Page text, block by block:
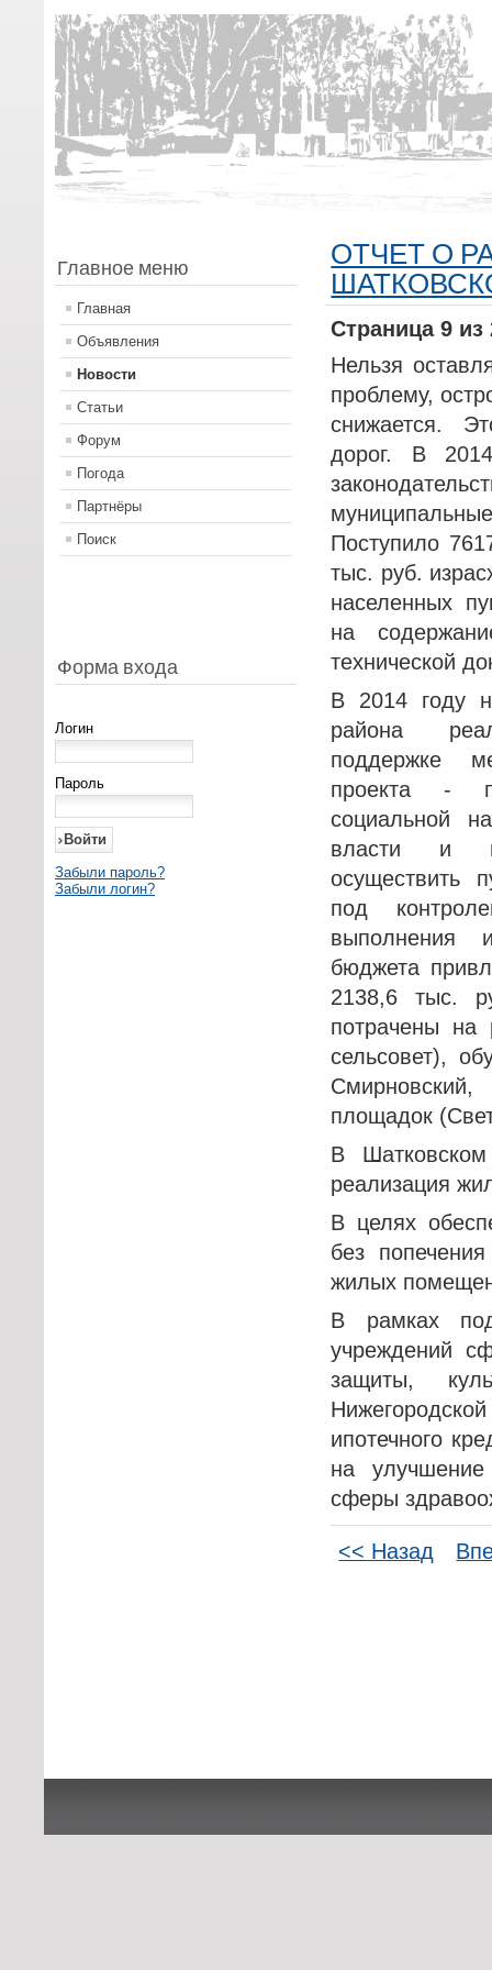
Главное меню
Главная
Объявления
Новости
Статьи
Форум
Погода
Партнёры
Поиск
Форма входа
Логин
Пароль
Забыли пароль?
Забыли логин?
ОТЧЕТ О
Страница 9 из
Нельзя
проблему,
снижается.
дорог. В
Поступило
тыс. руб.
населенных
на
технической
В 2014 году
района
поддержке
проекта -
социальной
власти и
осуществить
под
выполнения
бюджета
2138,6 тыс.
потрачены на
сельсовет),
Смирновский,
площадок
В
реализация
В целях
без
жилых
В рамках
учреждений
защиты,
ипотечного
на
сферы
<< Назад